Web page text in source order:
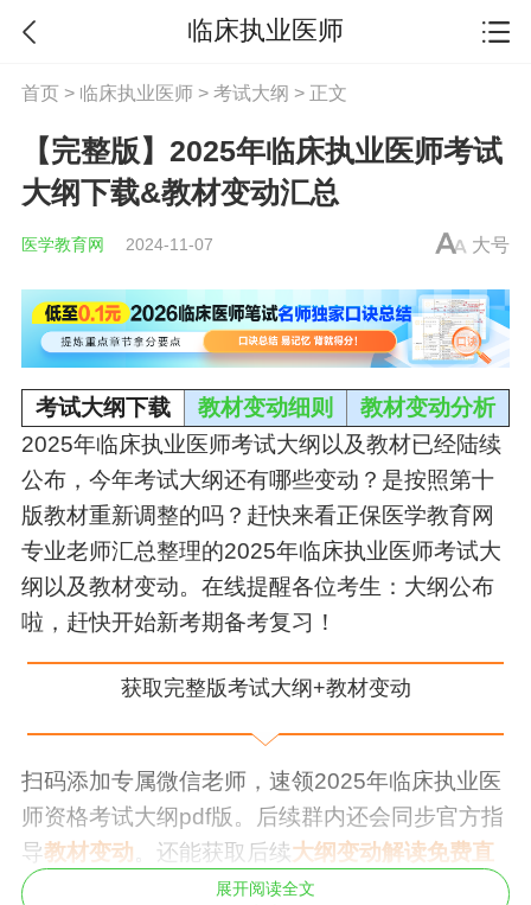
临床执业医师
首页> 临床执业医师> 考试大纲 > 正文
【完整版】2025年临床执业医师考试
大纲下载&教材变动汇总
医学教育网 2024-11-07 大号
考试大纲下载 教材变动细则
教材变动分析
2025年临床执业医师考试大纲以及教材已经陆续
公布，今年考试大纲还有哪些变动？是按照第十
版教材重新调整的吗？赶快来看正保医学教育网
专业老师汇总整理的2025年临床执业医师考试大
纲以及教材变动。在线提醒各位考生：大纲公布
啦，赶快开始新考期备考复习！
获取完整版考试大纲+教材变动
扫码添加专属微信老师，速领2025年临床执业医
师资格考试大纲pdf版。后续群内还会同步官方指
导教材变动 。还能获取后续大纲变动解读免费直
播
入口，快快添加专属老师咨询吧！
展开阅读全文